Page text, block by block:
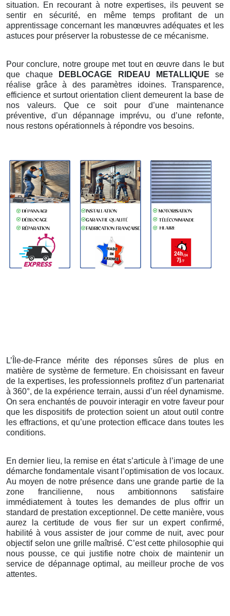
situation. En recourant à notre expertises, ils peuvent se
sentir en sécurité, en même temps profitant de un
apprentissage concernant les manœuvres adéquates et les
astuces pour préserver la robustesse de ce mécanisme.
Pour conclure, notre groupe met tout en œuvre dans le but
que chaque
DEBLOCAGE RIDEAU METALLIQUE se
réalise grâce à des paramètres idoines. Transparence,
efficience et surtout orientation client demeurent la base de
nos valeurs. Que ce soit pour d’une maintenance
préventive, d’un dépannage imprévu, ou d’une refonte,
nous restons opérationnels à répondre vos besoins.
L’Île-de-France mérite des réponses sûres de plus en
matière de système de fermeture. En choisissant en faveur
de la expertises, les professionnels profitez d’un partenariat
à 360°, de la expérience terrain, aussi d’un réel dynamisme.
On sera enchantés de pouvoir interagir en votre faveur pour
que les dispositifs de protection soient un atout outil contre
les effractions, et qu’une protection efficace dans toutes les
conditions.
En dernier lieu, la remise en état s’articule à l’image de une
démarche fondamentale visant l’optimisation de vos locaux.
Au moyen de notre présence dans une grande partie de la
zone francilienne, nous ambitionnons satisfaire
immédiatement à toutes les demandes de plus offrir un
standard de prestation exceptionnel. De cette manière, vous
aurez la certitude de vous fier sur un expert confirmé,
habilité à vous assister de jour comme de nuit, avec pour
objectif selon une grille maîtrisé. C’est cette philosophie qui
nous pousse, ce qui justifie notre choix de maintenir un
service de dépannage optimal, au meilleur proche de vos
attentes.